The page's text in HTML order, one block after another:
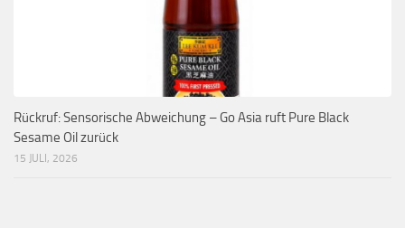
Rückruf: Sensorische Abweichung – Go Asia ruft Pure Black
Sesame Oil zurück
15 JULI, 2026